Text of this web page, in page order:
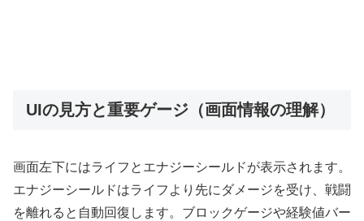
UIの見方と重要ゲージ（画面情報の理解）
画面左下にはライフとエナジーシールドが表示されます。
エナジーシールドはライフより先にダメージを受け、戦闘
を離れると自動回復します。ブロックゲージや経験値バー